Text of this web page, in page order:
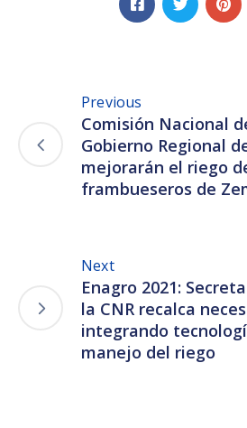
Previous
Comisión Nacional
Gobierno Regional
mejorarán el riego
frambueseros de
Next
Enagro 2021:
la CNR recalca
integrando
manejo del riego